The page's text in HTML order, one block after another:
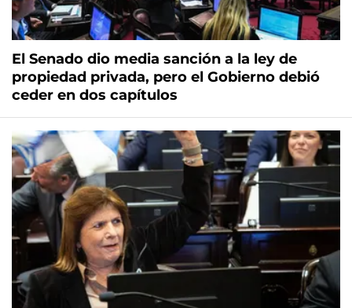
El Senado dio media sanción a la ley de
propiedad privada, pero el Gobierno debió
ceder en dos capítulos